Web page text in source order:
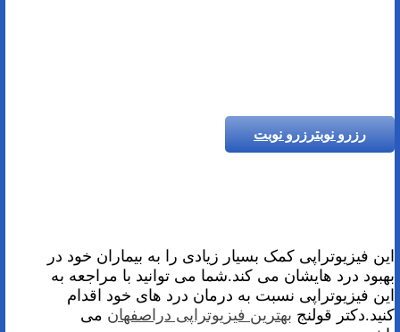
رزرو نوبترزرو نوبت
این فیزیوتراپی کمک بسیار زیادی را به بیماران خود در
بهبود درد هایشان می کند.شما می توانید با مراجعه به
این فیزیوتراپی نسبت به درمان درد های خود اقدام
کنید.دکتر قولنج بهترین فیزیوتراپی دراصفهان می